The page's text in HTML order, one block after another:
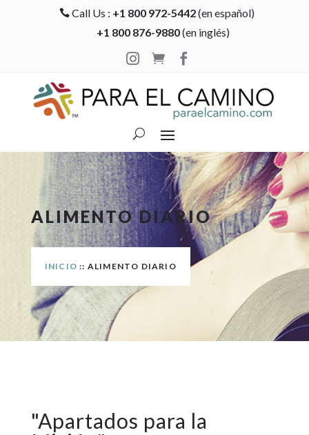
 Call Us : +1 800 972-5442(en español)
+1 800 876-9880(en inglés)

 
ALIMENTO DIARIO
INICIO :: ALIMENTO DIARIO
"Apartados para la